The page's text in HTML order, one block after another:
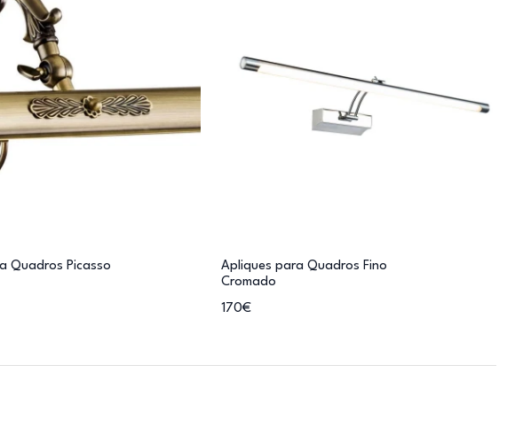
Quadros Picasso
Apliques para Quadros Fino
Cromado
170€